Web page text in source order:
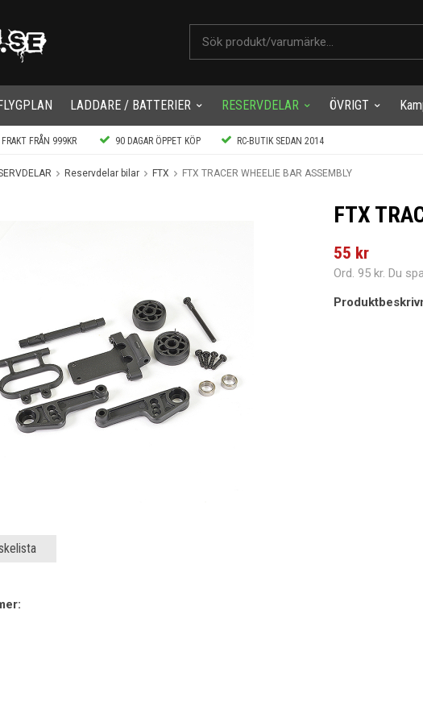
LADDARE / BATTERIER RESERVDELAR ÖVRIGT
FRAKT FRÅN 999KR 90 DAGAR ÖPPET KÖP RC-BUTIK SEDAN 2014
Reservdelar bilar FTX FTX TRACER WHEELIE BAR ASSEMBLY
FTX
55 kr
Ord. 95 kr. Du